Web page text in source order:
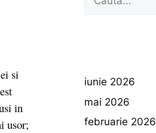
si
in
usor;
iunie 2026
mai 2026
februarie 2026